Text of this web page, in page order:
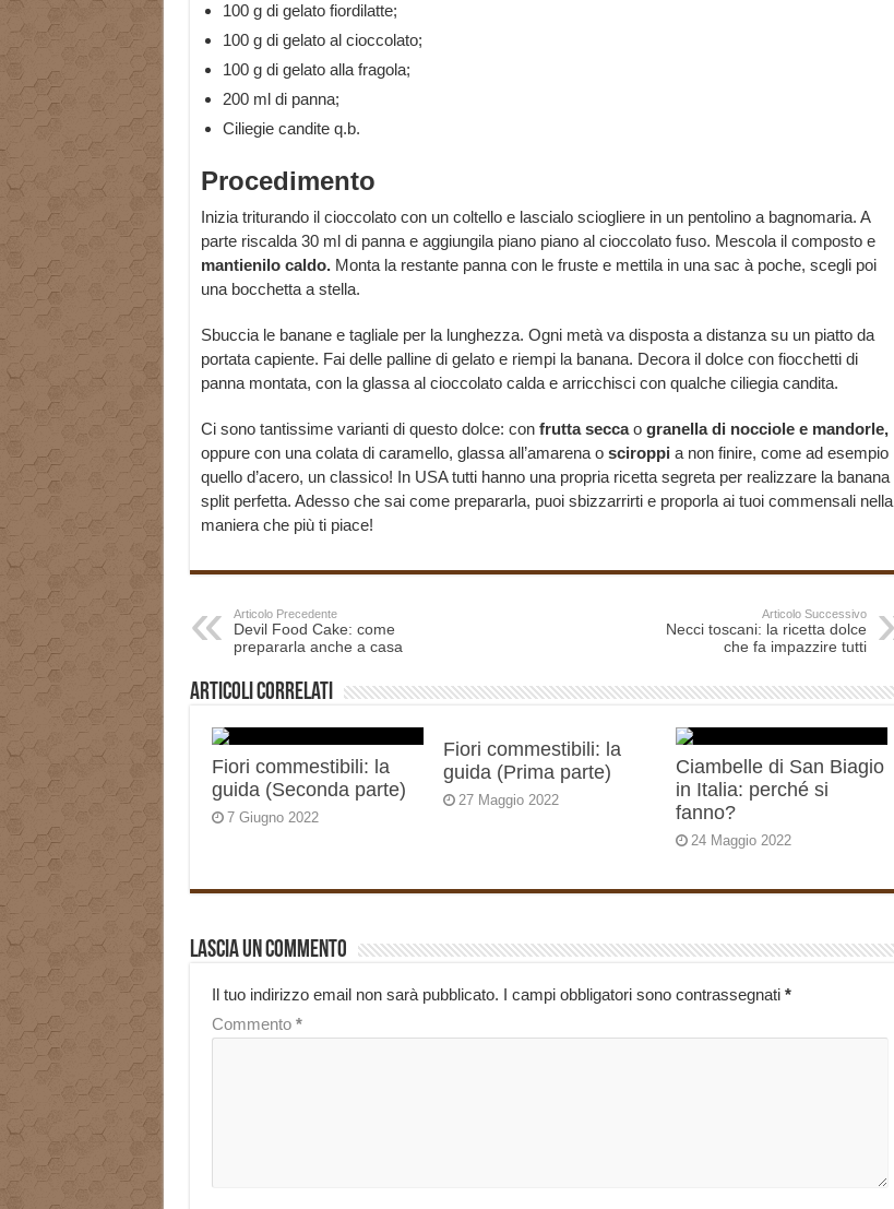
100 g di gelato fiordilatte;
100 g di gelato al cioccolato;
100 g di gelato alla fragola;
200 ml di panna;
Ciliegie candite q.b.
Procedimento
Inizia triturando il cioccolato con un coltello e lascialo sciogliere in un pentolino a bagnomaria. A
parte riscalda 30 ml di panna e aggiungila piano piano al cioccolato fuso. Mescola il composto e
mantienilo caldo. Monta la restante panna con le fruste e mettila in una sac à poche, scegli poi
una bocchetta a stella.
Sbuccia le banane e tagliale per la lunghezza. Ogni metà va disposta a distanza su un piatto da
portata capiente. Fai delle palline di gelato e riempi la banana. Decora il dolce con fiocchetti di
panna montata, con la glassa al cioccolato calda e arricchisci con qualche ciliegia candita.
Ci sono tantissime varianti di questo dolce: con frutta seccao granella di nocciole e mandorle,
oppure con una colata di caramello, glassa all’amarena o sciroppi a non finire, come ad esempio
quello d’acero, un classico! In USA tutti hanno una propria ricetta segreta per realizzare la banana
split perfetta. Adesso che sai come prepararla, puoi sbizzarrirti e proporla ai tuoi commensali nella
maniera che più ti piace!
Articolo Precedente
Devil Food Cake: come
prepararla anche a casa
Articolo Successivo
Necci toscani: la ricetta dolce
che fa impazzire tutti
Articoli correlati
Fiori commestibili: la
guida (Seconda parte)
7 Giugno 2022
Fiori commestibili: la
guida (Prima parte)
27 Maggio 2022
Ciambelle di San Biagio
in Italia: perché si
fanno?
24 Maggio 2022
Lascia un commento
Il tuo indirizzo email non sarà pubblicato. I campi obbligatori sono contrassegnati *
Commento *